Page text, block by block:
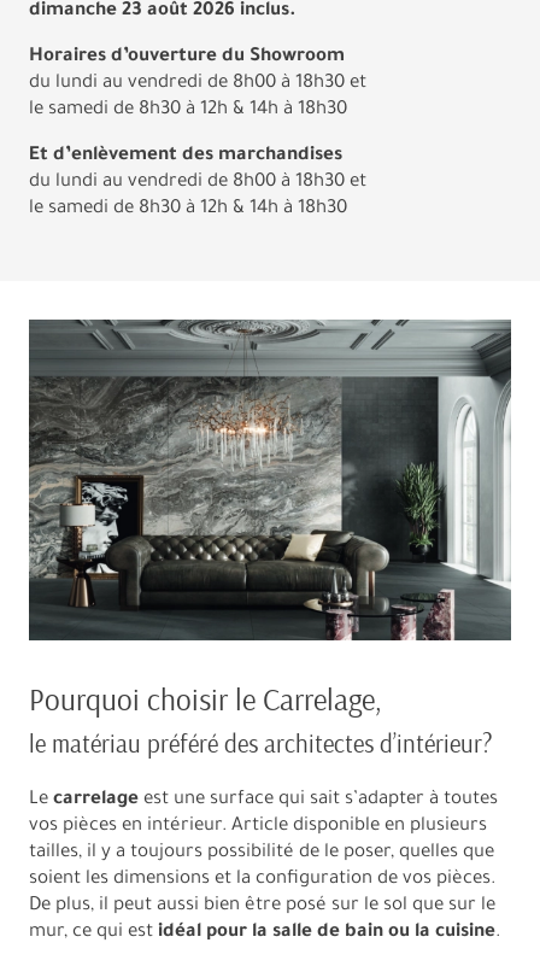
dimanche 23 août 2026 inclus.
Horaires d’ouverture du Showroom
du lundi au vendredi de 8h00 à 18h30 et
le samedi de 8h30 à 12h & 14h à 18h30
Et d’enlèvement des marchandises
du lundi au vendredi de 8h00 à 18h30 et
le samedi de 8h30 à 12h & 14h à 18h30
Pourquoi choisir le Carrelage,
le matériau préféré des architectes d’intérieur?
Le carrelage est une surface qui sait s’adapter à toutes
vos pièces en intérieur. Article disponible en plusieurs
tailles, il y a toujours possibilité de le poser, quelles que
soient les dimensions et la configuration de vos pièces.
De plus, il peut aussi bien être posé sur le sol que sur le
mur, ce qui est idéal pour la salle de bain ou la cuisine.